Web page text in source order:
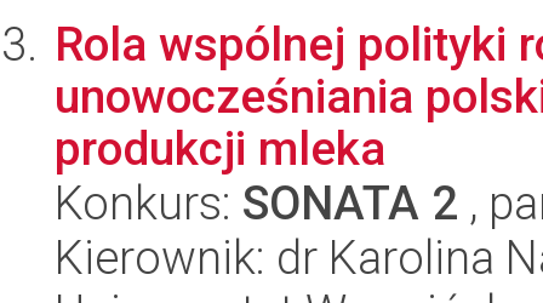
Rola wspólnej polityki
unowocześniania
produkcji mleka
Konkurs: SONATA 2 ,
Kierownik: dr Karolina